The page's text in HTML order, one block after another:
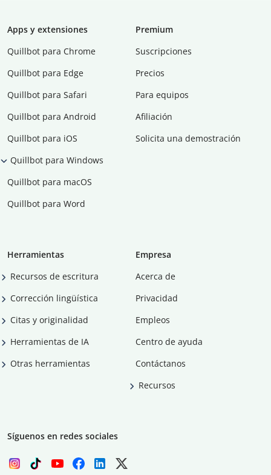
Apps y extensiones
Quillbot para Chrome
Quillbot para Edge
Quillbot para Safari
Quillbot para Android
Quillbot para iOS
Quillbot para Windows
Quillbot para macOS
Quillbot para Word
Premium
Suscripciones
Precios
Para equipos
Afiliación
Solicita una demostración
Herramientas
Recursos de escritura
Corrección lingüística
Citas y originalidad
Herramientas de IA
Otras herramientas
Empresa
Acerca de
Privacidad
Empleos
Centro de ayuda
Contáctanos
Recursos
Síguenos en redes sociales